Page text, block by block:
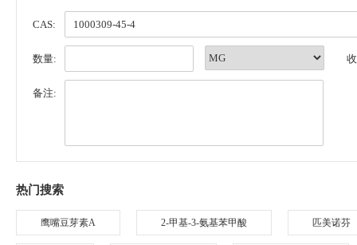
CAS:
数量:
备注:
热门搜索
鹰嘴豆芽素A 2-甲基-3-氨基苯甲酸 匹美诺芬